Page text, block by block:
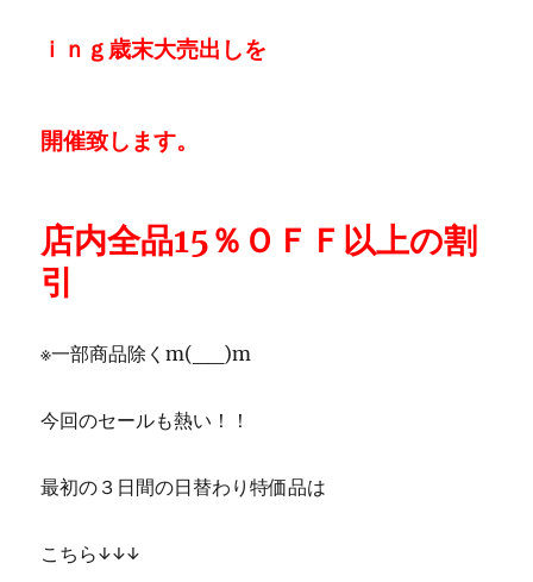
ｉｎｇ歳末大売出しを
開催致します。
店内全品15％ＯＦＦ以上の割
引
※一部商品除くm(__)m
今回のセールも熱い！！
最初の３日間の日替わり特価品は
こちら↓↓↓